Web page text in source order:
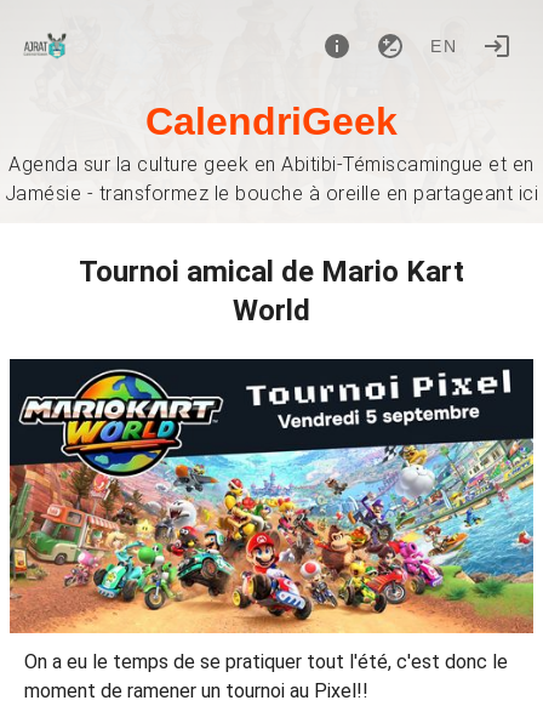
EN
CalendriGeek
Agenda sur la culture geek en Abitibi-Témiscamingue et en
Jamésie - transformez le bouche à oreille en partageant ici
Tournoi amical de Mario Kart
World
On a eu le temps de se pratiquer tout l'été, c'est donc le
moment de ramener un tournoi au Pixel!!